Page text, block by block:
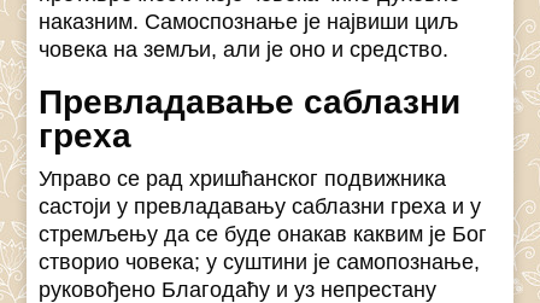
наказним. Самоспознање је највиши циљ
човека на земљи, али је оно и средство.
Превладавање саблазни
греха
Управо се рад хришћанског подвижника
састоји у превладавању саблазни греха и у
стремљењу да се буде онакав каквим је Бог
створио човека; у суштини је самопознање,
руковођено Благодаћу и уз непрестану